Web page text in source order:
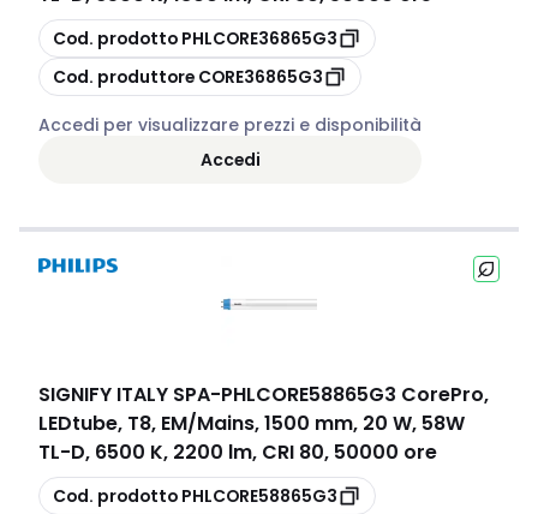
copia
Cod. prodotto PHLCORE36865G3
copia
Cod. produttore CORE36865G3
Accedi per visualizzare prezzi e disponibilità
Accedi
SIGNIFY ITALY SPA-PHLCORE58865G3 CorePro,
LEDtube, T8, EM/Mains, 1500 mm, 20 W, 58W
TL-D, 6500 K, 2200 lm, CRI 80, 50000 ore
copia
Cod. prodotto PHLCORE58865G3